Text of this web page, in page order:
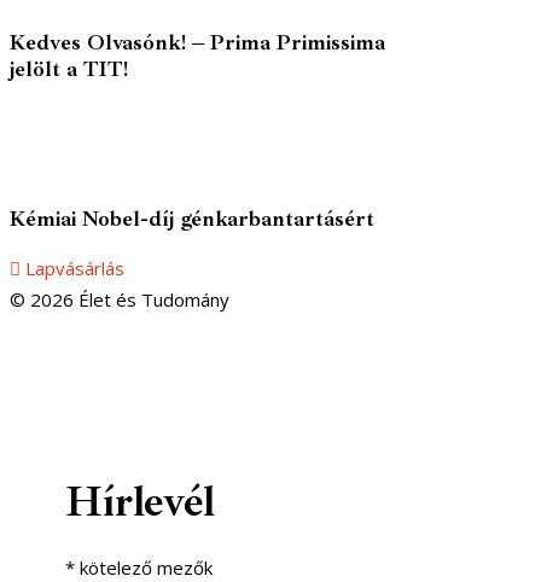
Kedves Olvasónk! – Prima Primissima
jelölt a TIT!
Kémiai Nobel-díj génkarbantartásért
Lapvásárlás
© 2026 Élet és Tudomány
Hírlevél
*kötelező mezők